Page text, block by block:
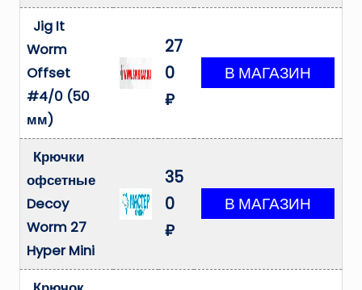
Jig It
Worm
Offset
#4/0 (50
мм)
27
0
₽
Крючки
офсетные
Decoy
Worm 27
Hyper Mini
35
0
₽